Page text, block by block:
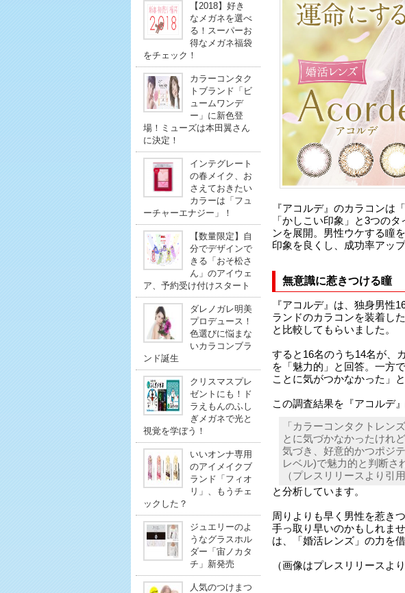
【2018】好き
なメガネを選べ
る！スーパーお
得なメガネ福袋
をチェック！
カラーコンタク
トブランド「ビ
ュームワンデ
ー」に新色登
場！ミューズは本田翼さん
に決定！
インテグレート
の春メイク、お
さえておきたい
カラーは「フュ
ーチャーエナジー」！
【数量限定】自
分でデザインで
きる「おそ松さ
ん」のアイウェ
ア、予約受け付けスタート
ダレノガレ明美
プロデュース！
色選びに悩まな
いカラコンブラ
ンド誕生
クリスマスプレ
ゼントにも！ド
ラえもんのふし
ぎメガネで光と
視覚を学ぼう！
いいオンナ専用
のアイメイクブ
ランド「フィオ
リ」、もうチェ
ックした？
ジュエリーのよ
うなグラスホル
ダー「宙ノカタ
チ」新発売
人気のつけまつ
『アコルデ』のカラコンは
「かしこい印象」と3つの
ンを展開。男性ウケする瞳
印象を良くし、成功率アッ
無意識に惹きつける瞳
『アコルデ』は、独身男性
ランドのカラコンを装着し
と比較してもらいました。
すると16名のうち14名が、
を「魅力的」と回答。一方
ことに気がつかなかった」
この調査結果を『アコルデ
「カラーコンタクトレン
とに気づかなかったけれ
気づき、好意的かつポジ
レベル)で魅力的と判断さ
（プレスリリースより引用
と分析しています。
周りよりも早く男性を惹き
手っ取り早いのかもしれま
は、「婚活レンズ」の力を
（画像はプレスリリースより